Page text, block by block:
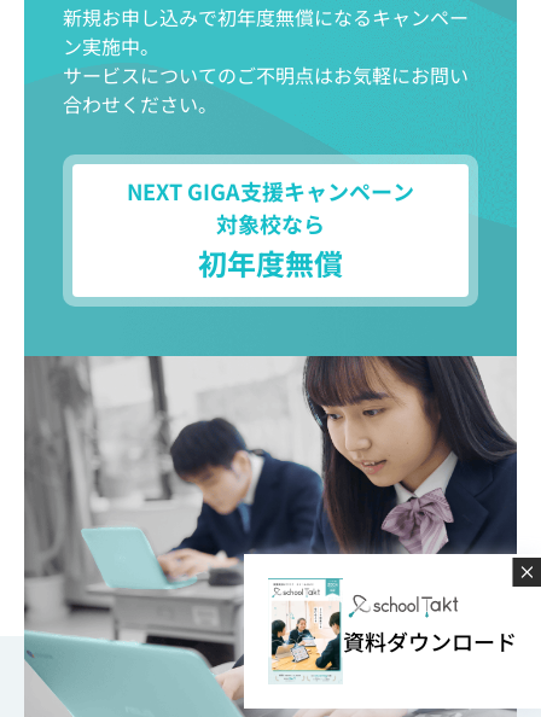
新規お申し込みで初年度無償になるキャンペー
ン実施中。
サービスについてのご不明点はお気軽にお問い
合わせください。
NEXT GIGA支援キャンペーン
対象校なら
初年度無償
資料ダウンロード